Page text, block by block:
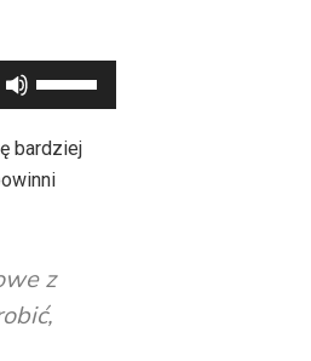
strzałek
do
góry
zwiększyć
bardziej
z